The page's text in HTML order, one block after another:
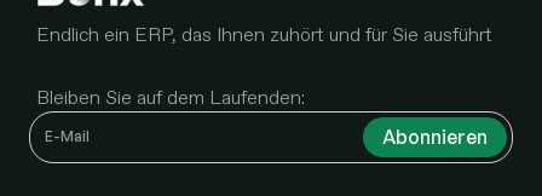
Endlich ein ERP, das Ihnen zuhört und für Sie ausführt
Bleiben Sie auf dem Laufenden: